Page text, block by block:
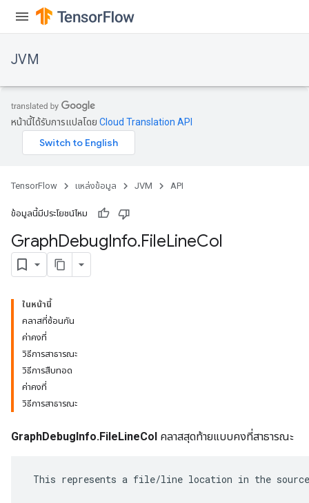
JVM
หน้านี้ได้รับการแปลโดย Cloud Translation API
TensorFlow แหล่งข้อมูล JVM API
ข้อมูลนี้มีประโยชน์ไหม
GraphDebugInfo.FileLineCol
ในหน้านี้
คลาสที่ซ้อนกัน
ค่าคงที่
วิธีการสาธารณะ
วิธีการสืบทอด
ค่าคงที่
วิธีการสาธารณะ
GraphDebugInfo.FileLineCol คลาสสุดท้ายแบบคงที่สาธารณะ
This represents a file/line location in the